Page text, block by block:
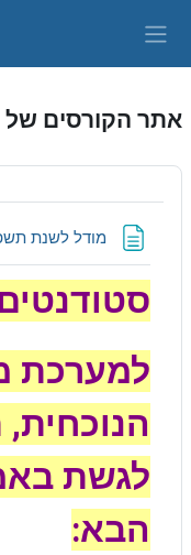
אתר הקורסים של
מודל לשנת
למערכת
לגשת
הבא: